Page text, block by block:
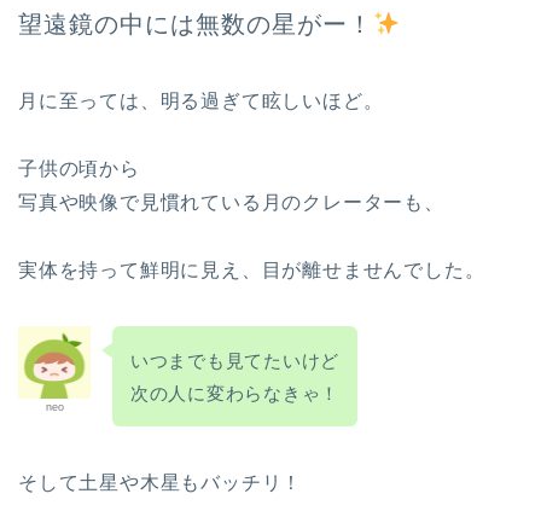
望遠鏡の中には無数の星がー！
月に至っては、明る過ぎて眩しいほど。
子供の頃から
写真や映像で見慣れている月のクレーターも、
実体を持って鮮明に見え、目が離せませんでした。
neo
いつまでも見てたいけど
次の人に変わらなきゃ！
そして土星や木星もバッチリ！